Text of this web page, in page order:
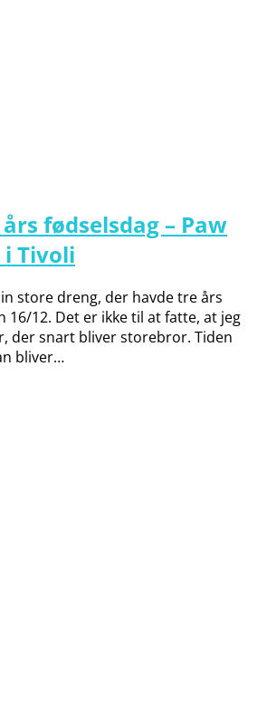
fødselsdag – Paw
i Tivoli
store dreng, der havde tre års
16/12. Det er ikke til at fatte, at jeg
der snart bliver storebror. Tiden
bliver…